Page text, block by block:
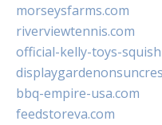
morseysfarms.com
riverviewtennis.com
official-kelly-toys-
bbq-empire-usa.com
feedstoreva.com